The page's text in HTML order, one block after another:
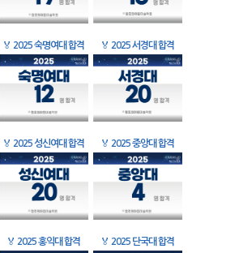
🏅 2025 숙명여대 합격 🏅 2025 서경대 합격
🏅 2025 성신여대 합격 🏅 2025 중앙대 합격
🏅 2025 홍익대 합격 🏅 2025 단국대 합격